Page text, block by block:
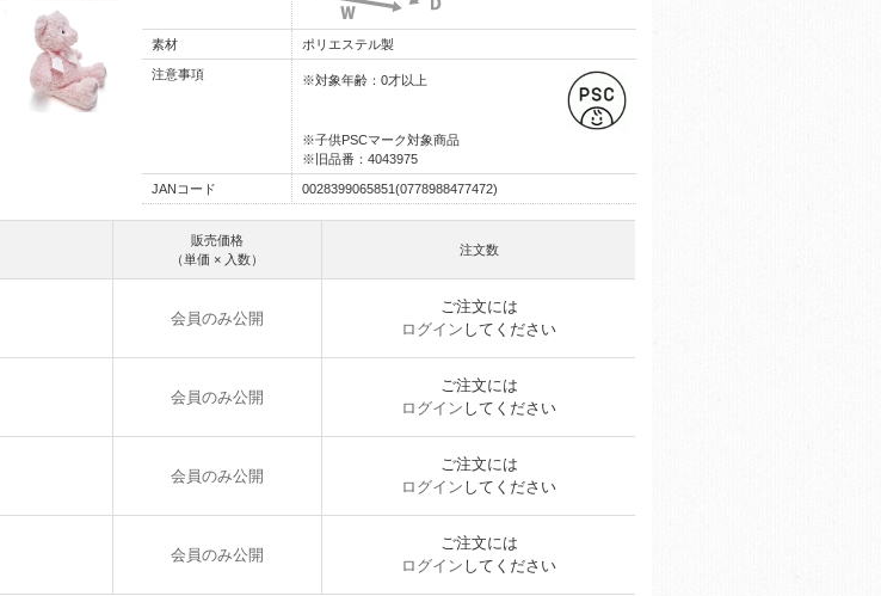
素材 ポリエステル製
注意事項 ※対象年齢：0才以上
※子供PSCマーク対象商品
※旧品番：4043975
JANコード 0028399065851(0778988477472)
販売価格
（単価 × 入数）
注文数
会員のみ公開
ご注文には
ログイン してください
会員のみ公開
ご注文には
ログイン してください
会員のみ公開
ご注文には
ログイン してください
会員のみ公開
ご注文には
ログイン してください